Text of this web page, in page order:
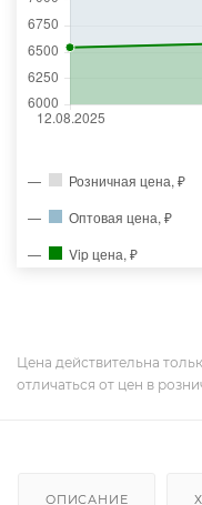
Розничная цена, ₽
Оптовая цена, ₽
Vip цена, ₽
Цена действительна
отличаться от цен в
ОПИСАНИЕ